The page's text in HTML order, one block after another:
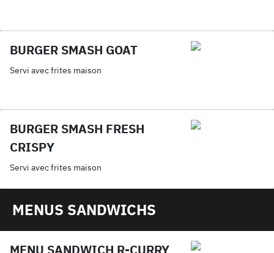
BURGER SMASH GOAT
Servi avec frites maison
BURGER SMASH FRESH
CRISPY
Servi avec frites maison
MENUS SANDWICHS
MENU SANDWICH R-CURRY